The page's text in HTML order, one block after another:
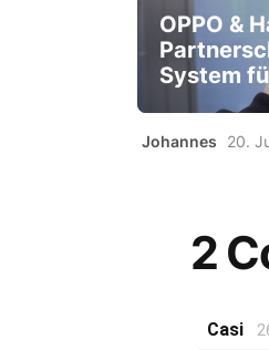
OPPO &
System
Johannes 20.
2
Casi